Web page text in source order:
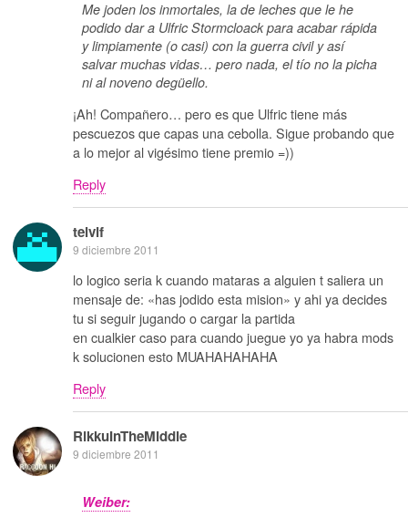
Me joden los inmortales, la de leches que le he
podido dar a Ulfric Stormcloack para acabar rápida
y limpiamente (o casi) con la guerra civil y así
salvar muchas vidas… pero nada, el tío no la picha
ni al noveno degüello.
¡Ah! Compañero… pero es que Ulfric tiene más
pescuezos que capas una cebolla. Sigue probando que
a lo mejor al vigésimo tiene premio =))
Reply
telvif
9 diciembre 2011
lo logico seria k cuando mataras a alguien t saliera un
mensaje de: «has jodido esta mision» y ahi ya decides
tu si seguir jugando o cargar la partida
en cualkier caso para cuando juegue yo ya habra mods
k solucionen esto MUAHAHAHAHA
Reply
RikkuInTheMiddle
9 diciembre 2011
Weiber: